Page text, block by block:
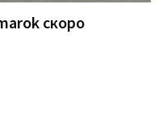
скоро